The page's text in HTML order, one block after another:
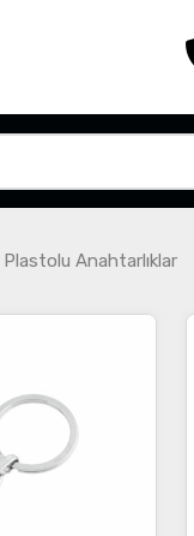
Plastolu Anahtarlıklar